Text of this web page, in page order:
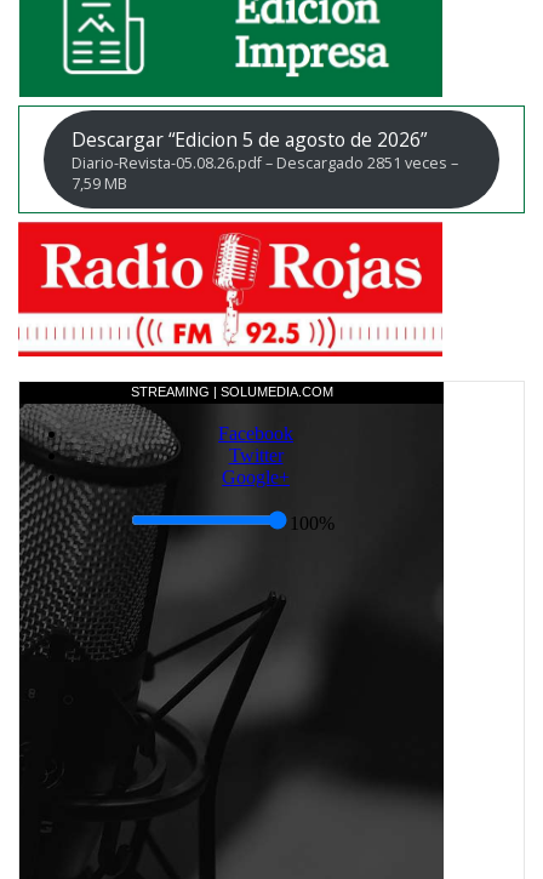
Descargar “Edicion 5 de agosto de 2026”
Diario-Revista-05.08.26.pdf – Descargado 2851 veces –
7,59 MB